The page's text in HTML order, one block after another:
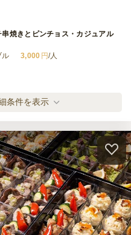
ル
4,400円/人
串焼きとピンチョス・カジュアル
ル
3,000 円/人
焼きとピンチョス・ラグジュアリ
ル
4,200円/人
串焼きケータリング・スタンダード
条件を表示